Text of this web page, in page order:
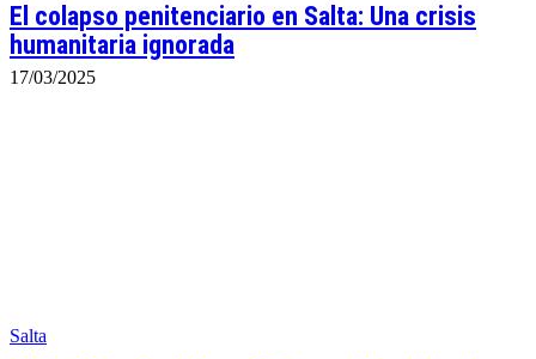
El colapso penitenciario en Salta: Una crisis
humanitaria ignorada
17/03/2025
Salta